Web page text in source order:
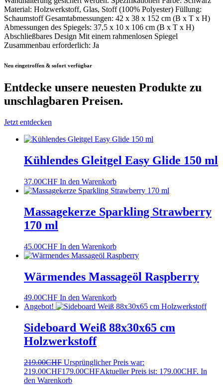
Material: Holzwerkstoff, Glas, Stoff (100% Polyester) Füllung:
Schaumstoff Gesamtabmessungen: 42 x 38 x 152 cm (B x T x H)
Abmessungen des Spiegels: 37,5 x 10 x 106 cm (B x T x H)
Abschließbares Design Mit einem rahmenlosen Spiegel
Zusammenbau erforderlich: Ja
Neu eingetroffen & sofort verfügbar
Entdecke unsere neuesten Produkte zu
unschlagbaren Preisen.
Jetzt entdecken
Kühlendes Gleitgel Easy Glide 150 ml
37.00CHF In den Warenkorb
Massagekerze Sparkling Strawberry
170 ml
45.00CHF In den Warenkorb
Wärmendes Massageöl Raspberry
49.00CHF In den Warenkorb
Angebot!
Sideboard Weiß 88x30x65 cm
Holzwerkstoff
219.00CHF Ursprünglicher Preis war:
219.00CHF179.00CHFAktueller Preis ist: 179.00CHF. In
den Warenkorb